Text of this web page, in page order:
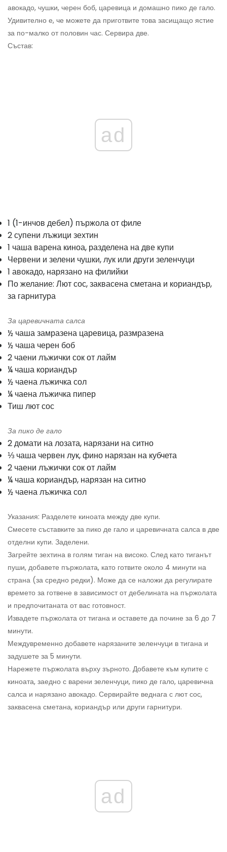
авокадо, чушки, черен боб, царевица и домашно пико де гало.
Удивително е, че можете да приготвите това засищащо ястие
за по-малко от половин час. Сервира две.
Състав:
ad
1 (1-инчов дебел) пържола от филе
2 супени лъжици зехтин
1 чаша варена киноа, разделена на две купи
Червени и зелени чушки, лук или други зеленчуци
1 авокадо, нарязано на филийки
По желание: Лют сос, заквасена сметана и кориандър,
за гарнитура
За царевичната салса
½ чаша замразена царевица, размразена
½ чаша черен боб
2 чаени лъжички сок от лайм
¼ чаша кориандър
½ чаена лъжичка сол
¼ чаена лъжичка пипер
Тиш лют сос
За пико де гало
2 домати на лозата, нарязани на ситно
⅓ чаша червен лук, фино нарязан на кубчета
2 чаени лъжички сок от лайм
¼ чаша кориандър, нарязан на ситно
½ чаена лъжичка сол
Указания: Разделете киноата между две купи.
Смесете съставките за пико де гало и царевичната салса в две
отделни купи. Заделени.
Загрейте зехтина в голям тиган на високо. След като тиганът
пуши, добавете пържолата, като готвите около 4 минути на
страна (за средно редки). Може да се наложи да регулирате
времето за готвене в зависимост от дебелината на пържолата
и предпочитаната от вас готовност.
Извадете пържолата от тигана и оставете да почине за 6 до 7
минути.
Междувременно добавете нарязаните зеленчуци в тигана и
задушете за 5 минути.
Нарежете пържолата върху зърното. Добавете към купите с
киноата, заедно с варени зеленчуци, пико де гало, царевична
салса и нарязано авокадо. Сервирайте веднага с лют сос,
заквасена сметана, кориандър или други гарнитури.
ad